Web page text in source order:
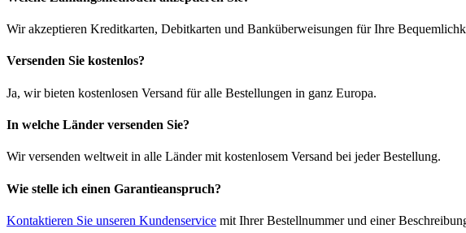
Wir akzeptieren Kreditkarten, Debitkarten und Banküberweisungen für Ihre
Versenden Sie kostenlos?
Ja, wir bieten kostenlosen Versand für alle Bestellungen in ganz Europa.
In welche Länder versenden Sie?
Wir versenden weltweit in alle Länder mit kostenlosem Versand bei jeder Bestellung.
Wie stelle ich einen Garantieanspruch?
Kontaktieren Sie unseren Kundenservice mit Ihrer Bestellnummer und einer